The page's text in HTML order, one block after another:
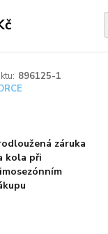
896125-1
záruka
kola při